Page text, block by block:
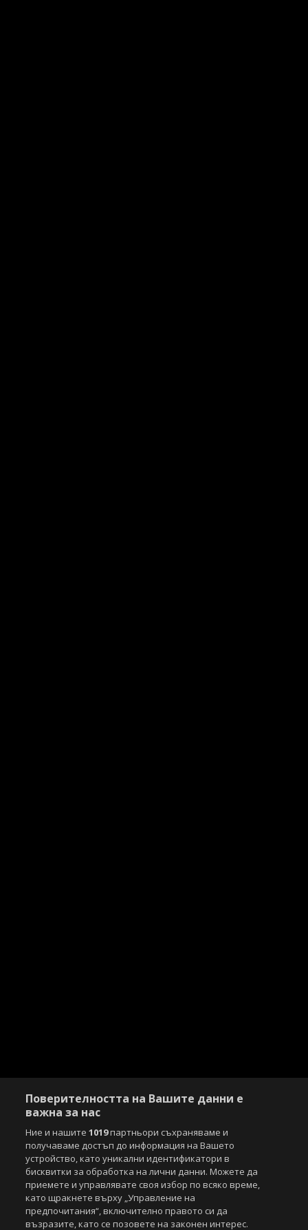
Поверителността на Вашите данни е
важна за нас
Ние и нашите1019партньори съхраняваме и
получаваме достъп до информация на Вашето
устройство, като уникални идентификатори в
бисквитки за обработка на лични данни. Можете да
приемете и управлявате своя избор по всяко време,
като щракнете върху „Управление на
предпочитания“, включително правото си да
възразите, като се позовете на законен интерес.